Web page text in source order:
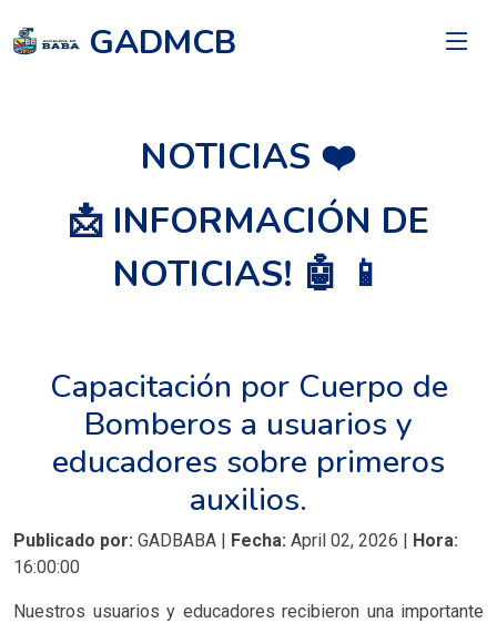
GADMCB
NOTICIAS ❤️
📩 INFORMACIÓN DE
NOTICIAS! 🤖 📱
Capacitación por Cuerpo de
Bomberos a usuarios y
educadores sobre primeros
auxilios.
Publicado por: GADBABA | Fecha: April 02, 2026 | Hora:
16:00:00
Nuestros usuarios y educadores recibieron una importante